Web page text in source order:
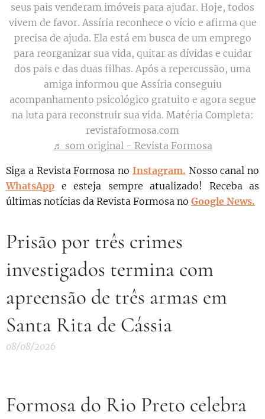
seus pais venderam imóveis para ajudar. Hoje, todos
vivem de favor. Assíria reconhece o vício e afirma que
precisa de ajuda. Ela está em busca de um emprego
para reorganizar sua vida, quitar as dívidas e cuidar
dos pais e das duas filhas. Após a repercussão, uma
amiga informou que Assíria conseguiu
acompanhamento psicológico gratuito e agora segue
na luta para reconstruir sua vida. Matéria Completa:
revistaformosa.com
♬ som original - Revista Formosa
Siga a Revista Formosa no Instagram. Nosso canal no
WhatsApp e esteja sempre atualizado! Receba as
últimas notícias da Revista Formosa no Google News.
Prisão por três crimes
investigados termina com
apreensão de três armas em
Santa Rita de Cássia
08/08/2026
Formosa do Rio Preto celebra